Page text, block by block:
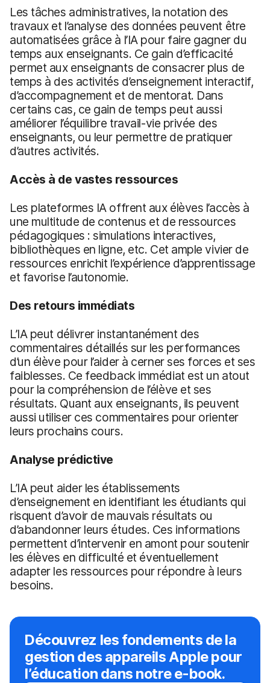
Les tâches administratives, la notation des
travaux et l’analyse des données peuvent être
automatisées grâce à l’IA pour faire gagner du
temps aux enseignants. Ce gain d’efficacité
permet aux enseignants de consacrer plus de
temps à des activités d’enseignement interactif,
d’accompagnement et de mentorat. Dans
certains cas, ce gain de temps peut aussi
améliorer l’équilibre travail-vie privée des
enseignants, ou leur permettre de pratiquer
d’autres activités.
Accès à de vastes ressources
Les plateformes IA offrent aux élèves l’accès à
une multitude de contenus et de ressources
pédagogiques : simulations interactives,
bibliothèques en ligne, etc. Cet ample vivier de
ressources enrichit l’expérience d’apprentissage
et favorise l’autonomie.
Des retours immédiats
L’IA peut délivrer instantanément des
commentaires détaillés sur les performances
d’un élève pour l’aider à cerner ses forces et ses
faiblesses. Ce feedback immédiat est un atout
pour la compréhension de l’élève et ses
résultats. Quant aux enseignants, ils peuvent
aussi utiliser ces commentaires pour orienter
leurs prochains cours.
Analyse prédictive
L’IA peut aider les établissements
d’enseignement en identifiant les étudiants qui
risquent d’avoir de mauvais résultats ou
d’abandonner leurs études. Ces informations
permettent d’intervenir en amont pour soutenir
les élèves en difficulté et éventuellement
adapter les ressources pour répondre à leurs
besoins.
Découvrez les fondements de la
gestion des appareils Apple pour
l’éducation dans notre e-book.